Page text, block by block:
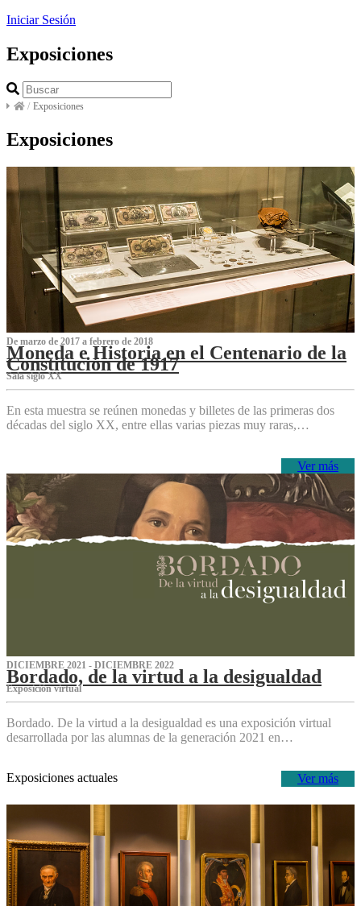
Iniciar Sesión
Exposiciones
/ Exposiciones
Exposiciones
De marzo de 2017 a febrero de 2018
Moneda e Historia en el Centenario de la
Constitución de 1917
Sala siglo XX
En esta muestra se reúnen monedas y billetes de las primeras dos
décadas del siglo XX, entre ellas varias piezas muy raras,…
Ver más
DICIEMBRE 2021 - DICIEMBRE 2022
Bordado, de la virtud a la desigualdad
Exposición virtual‌
Bordado. De la virtud a la desigualdad es una exposición virtual
desarrollada por las alumnas de la generación 2021 en…
Ver más
Exposiciones actuales